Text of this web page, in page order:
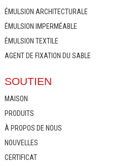
ÉMULSION ARCHITECTURALE
ÉMULSION IMPERMÉABLE
ÉMULSION TEXTILE
AGENT DE FIXATION DU SABLE
SOUTIEN
MAISON
PRODUITS
À PROPOS DE NOUS
NOUVELLES
CERTIFICAT